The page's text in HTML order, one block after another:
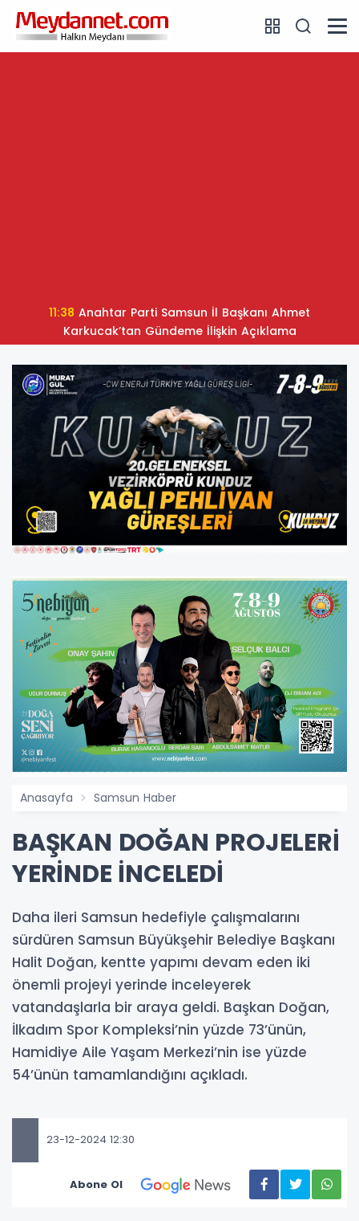
11:38
Karkucak’tan Gündeme İlişkin Açıklama
Anasayfa Samsun Haber
BAŞKAN DOĞAN PROJELERİ
YERİNDE İNCELEDİ
Daha ileri Samsun hedefiyle çalışmalarını
sürdüren Samsun Büyükşehir Belediye Başkanı
Halit Doğan, kentte yapımı devam eden iki
önemli projeyi yerinde inceleyerek
vatandaşlarla bir araya geldi. Başkan Doğan,
İlkadım Spor Kompleksi’nin yüzde 73’ünün,
Hamidiye Aile Yaşam Merkezi’nin ise yüzde
54’ünün tamamlandığını açıkladı.
23-12-2024 12:30
Abone Ol